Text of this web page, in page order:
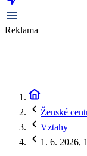
Reklama
Ženské
Vztahy
1. 6. 2026,